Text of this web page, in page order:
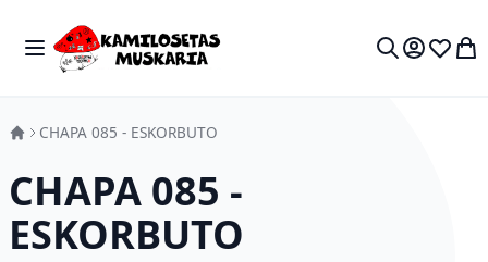
Toggle Nav
My
CHAPA 085 - ESKORBUTO
CHAPA 085 -
ESKORBUTO